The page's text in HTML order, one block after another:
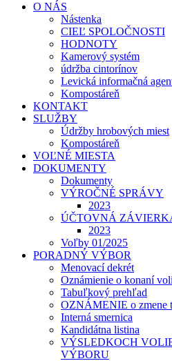
O NÁS
Nástenka
CIEĽ SPOLOČNOSTI
HODNOTY
Kamerový systém
údržba cintorínov
Levická informačná
Kompostáreň
KONTAKT
SLUŽBY
Údržby hrobových miest
Kompostáreň
VOĽNÉ MIESTA
DOKUMENTY
Dokumenty
VÝROČNÉ SPRÁVY
2023
ÚČTOVNÁ
2023
Voľby 01/2025
PORADNÝ VÝBOR
Menovací dekrét
Oznámienie o konaní
Tabuľkový prehľad
OZNÁMENIE o zmene
Interná smernica
Kandidátna listina
VÝSLEDKOCH
VÝBORU